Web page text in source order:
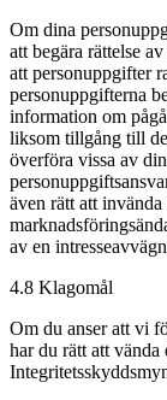
Om dina
att begära rättelse
att personuppgifter
personuppgifterna
information om
liksom tillgång till
överföra vissa av
även rätt att
av en
4.8 Klagomål
Om du anser att vi
har du rätt att